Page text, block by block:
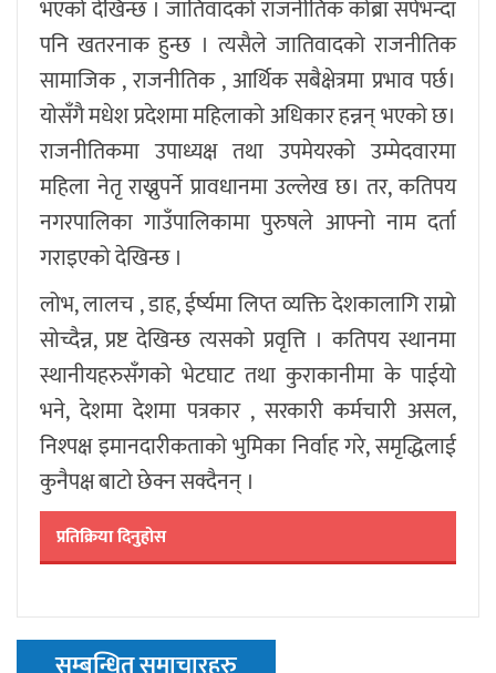
भएको देखिन्छ । जातिवादको राजनीतिक कोब्रा सर्पभन्दा
पनि खतरनाक हुन्छ । त्यसैले जातिवादको राजनीतिक
सामाजिक , राजनीतिक , आर्थिक सबैक्षेत्रमा प्रभाव पर्छ।
योसँगै मधेश प्रदेशमा महिलाको अधिकार हन्नन् भएको छ।
राजनीतिकमा उपाध्यक्ष तथा उपमेयरको उम्मेदवारमा
महिला नेतृ राख्नुपर्ने प्रावधानमा उल्लेख छ। तर, कतिपय
नगरपालिका गाउँपालिकामा पुरुषले आफ्नो नाम दर्ता
गराइएको देखिन्छ ।
लोभ, लालच , डाह, ईर्ष्यमा लिप्त व्यक्ति देशकालागि राम्रो
सोच्दैन्न, प्रष्ट देखिन्छ त्यसको प्रवृत्ति । कतिपय स्थानमा
स्थानीयहरुसँगको भेटघाट तथा कुराकानीमा के पाईयो
भने, देशमा देशमा पत्रकार , सरकारी कर्मचारी असल,
निश्पक्ष इमानदारीकताको भुमिका निर्वाह गरे, समृद्धिलाई
कुनैपक्ष बाटो छेक्न सक्दैनन् ।
प्रतिक्रिया दिनुहोस